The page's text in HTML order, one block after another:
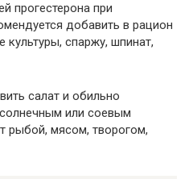
прогестерона при
добавить в рацион
спаржу, шпинат,
салат и обильно
или соевым
рыбой, мясом, творогом,